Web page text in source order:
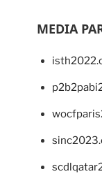
MEDIA